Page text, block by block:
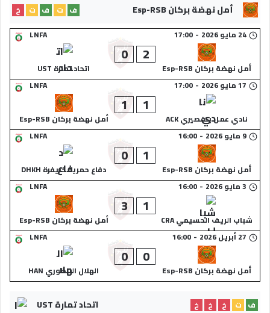
أمل نهضة بركان Esp-RSB ف ت ف ت
خ
LNFA
24 مايو 2026 -
17:00
أمل نهضة بركان Esp-RSB
2
0
اتحاد تمارة UST
LNFA
17 مايو 2026 -
17:00
نادي عمل بلقصيري ACK
1
1
أمل نهضة بركان Esp-RSB
LNFA
9 مايو 2026 -
16:00
أمل نهضة بركان Esp-RSB
1
0
دفاع حمرية خنيفرة DHKH
LNFA
3 مايو 2026 -
16:00
شباب الريف الحسيمي CRA
1
3
أمل نهضة بركان Esp-RSB
LNFA
27 أبريل 2026 -
16:00
أمل نهضة بركان Esp-RSB
0
0
الهلال الناظوري HAN
اتحاد تمارة UST ف ت خ خ
خ